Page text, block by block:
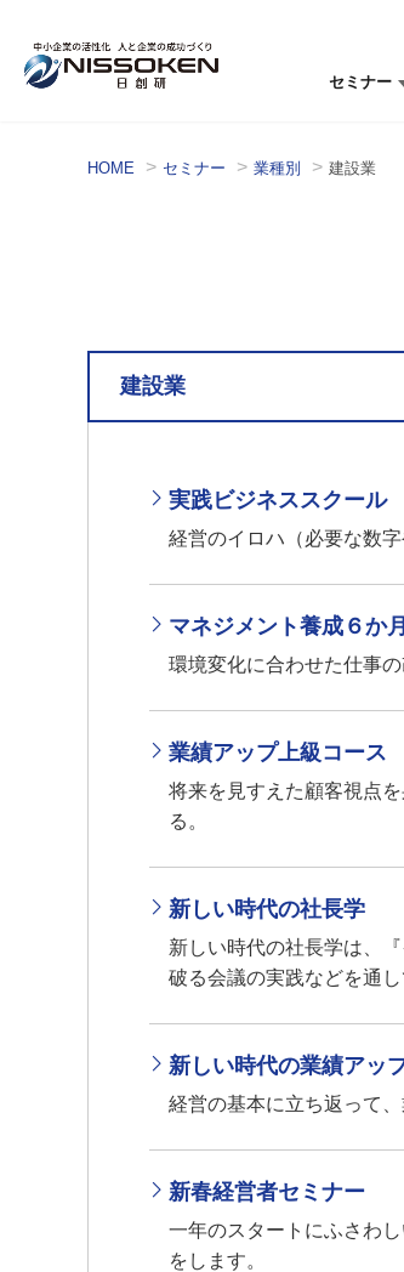
セミナー
HOME セミナー 業種別 建設業
建設業
実践ビジネススクール
経営のイロハ（必要な数
マネジメント養成６か
環境変化に合わせた仕事
業績アップ上級コース
将来を見すえた顧客視点
る。
新しい時代の社長学
新しい時代の社長学は、
破る会議の実践などを通
新しい時代の業績アッ
経営の基本に立ち返って
新春経営者セミナー
一年のスタートにふさわ
をします。